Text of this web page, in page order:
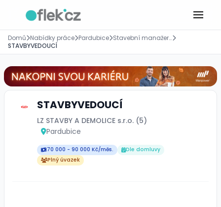
Domů Nabídky práce Pardubice
Stavební manažer, stavbyvedoucí
STAVBYVEDOUCÍ
STAVBYVEDOUCÍ
LZ STAVBY A DEMOLICE s.r.o. (5)
Pardubice
70 000 - 90 000 Kč/měs.
Dle domluvy
Plný úvazek